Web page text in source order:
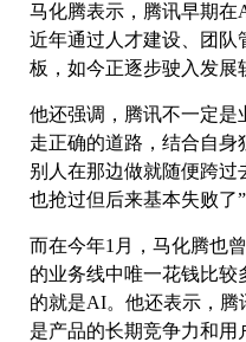
马化腾表示，腾讯早期在
近年通过人才建设、团队
板，如今正逐步驶入发展
他还强调，腾讯不一定是
走正确的道路，结合自身
别人在那边做就随便跨过
也抢过但后来基本失败了”
而在今年1月，马化腾也
的业务线中唯一花钱比较
的就是AI。他还表示，
是产品的长期竞争力和用